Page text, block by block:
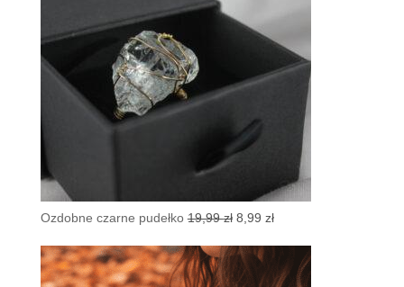
Ozdobne czarne pudełko 19,99zł Pierwotna
wynosiła:
19,99 zł.
8,99 złAktualna
wynosi:
8,99 zł.